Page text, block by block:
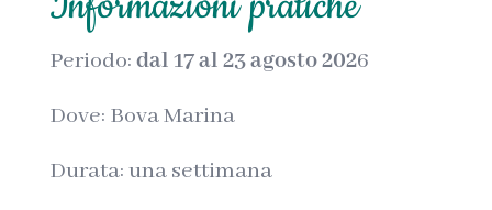
Periodo: dal 17 al 23 agosto 2026
Dove: Bova Marina
Durata: una settimana